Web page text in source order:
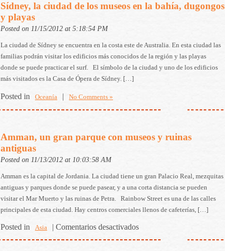
Sídney, la ciudad de los museos en la bahía, dugongos
y playas
Posted on 11/15/2012 at 5:18:54 PM
La ciudad de Sídney se encuentra en la costa este de Australia. En esta ciudad las
familias podrán visitar los edificios más conocidos de la región y las playas
donde se puede practicar el surf. El símbolo de la ciudad y uno de los edificios
más visitados es la Casa de Ópera de Sídney. […]
Posted in Oceanía | No Comments »
Amman, un gran parque con museos y ruinas
antiguas
Posted on 11/13/2012 at 10:03:58 AM
Amman es la capital de Jordania. La ciudad tiene un gran Palacio Real, mezquitas
antiguas y parques donde se puede pasear, y a una corta distancia se pueden
visitar el Mar Muerto y las ruinas de Petra. Rainbow Street es una de las calles
principales de esta ciudad. Hay centros comerciales llenos de cafeterías, […]
Posted in Asia | Comentarios desactivados